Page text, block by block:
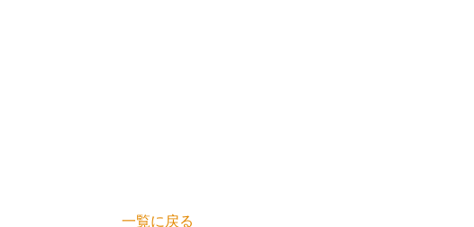
一覧に戻る